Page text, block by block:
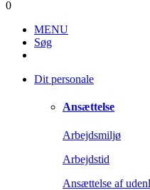
0
MENU
Søg
Dit personale
Ansættelse
Arbejdsmiljø
Arbejdstid
Ansættelse af